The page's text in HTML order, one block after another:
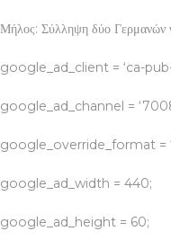
Μήλος: Σύλληψη δύο
google_ad_client = ‘ca-
google_ad_channel =
google_override_format =
google_ad_width = 440;
google_ad_height = 60;